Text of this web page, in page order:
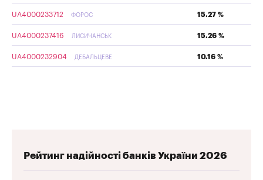
UA4000233712 ФОРОС 15.27 %
UA4000237416 ЛИСИЧАНСЬК 15.26 %
UA4000232904 ДЕБАЛЬЦЕВЕ 10.16 %
Рейтинг надійності банків України 2026